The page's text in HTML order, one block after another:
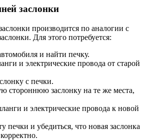
заслонки
производится по аналогии с
Для этого потребуется:
и найти печку.
и электрические провода от старой
с печки.
стороннюю заслонку на те же места,
и электрические провода к новой
печки и убедиться, что новая заслонка